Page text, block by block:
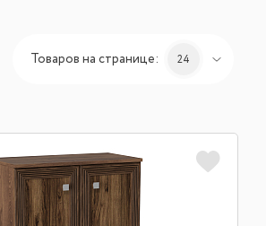
Товаров на странице: 24